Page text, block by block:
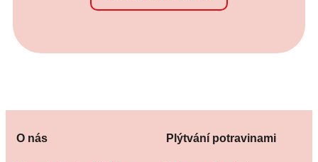
O nás Plýtvání potravinami